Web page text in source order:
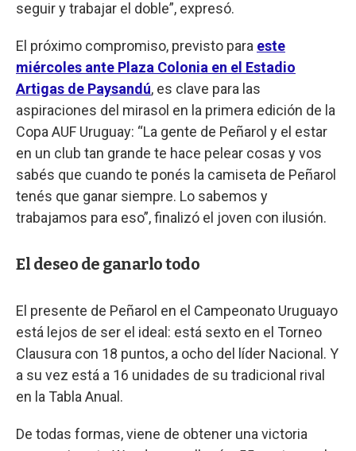
seguir y trabajar el doble”, expresó.
El próximo compromiso, previsto para este
miércoles ante Plaza Colonia en el Estadio
Artigas de Paysandú, es clave para las
aspiraciones del mirasol en la primera edición de la
Copa AUF Uruguay: “La gente de Peñarol y el estar
en un club tan grande te hace pelear cosas y vos
sabés que cuando te ponés la camiseta de Peñarol
tenés que ganar siempre. Lo sabemos y
trabajamos para eso”, finalizó el joven con ilusión.
El deseo de ganarlo todo
El presente de Peñarol en el Campeonato Uruguayo
está lejos de ser el ideal: está sexto en el Torneo
Clausura con 18 puntos, a ocho del líder Nacional. Y
a su vez está a 16 unidades de su tradicional rival
en la Tabla Anual.
De todas formas, viene de obtener una victoria